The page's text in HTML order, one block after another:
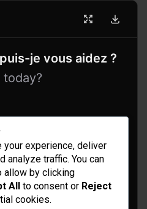
je vous aidez ?
et déco
experience, deliver
analyze traffic. You can
allow by clicking
All to consent or Reject
cookies.